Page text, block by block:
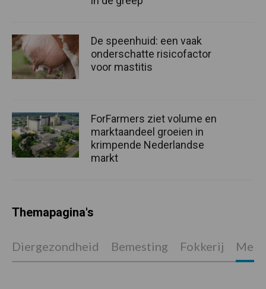
De speenhuid: een vaak
onderschatte risicofactor
voor mastitis
ForFarmers ziet volume en
marktaandeel groeien in
krimpende Nederlandse
markt
Themapagina's
Diergezondheid Bemesting Fokkerij